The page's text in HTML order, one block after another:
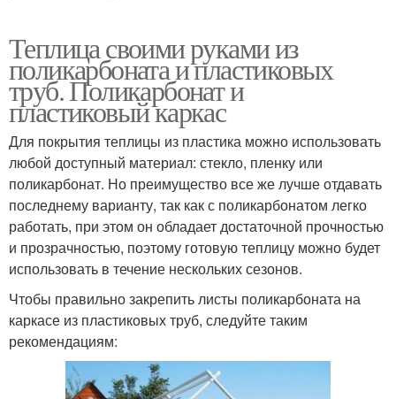
Теплица своими руками из
поликарбоната и пластиковых
труб. Поликарбонат и
пластиковый каркас
Для покрытия теплицы из пластика можно использовать
любой доступный материал: стекло, пленку или
поликарбонат. Но преимущество все же лучше отдавать
последнему варианту, так как с поликарбонатом легко
работать, при этом он обладает достаточной прочностью
и прозрачностью, поэтому готовую теплицу можно будет
использовать в течение нескольких сезонов.
Чтобы правильно закрепить листы поликарбоната на
каркасе из пластиковых труб, следуйте таким
рекомендациям: